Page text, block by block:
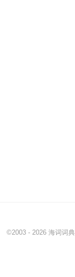
©2003 - 2026 海词词典